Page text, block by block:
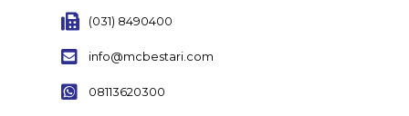
(031) 8490400
info@mcbestari.com
08113620300